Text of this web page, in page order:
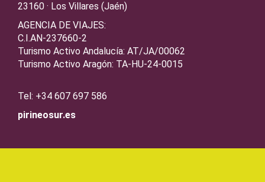
23160 · Los Villares (Jaén)
AGENCIA DE VIAJES:
C.I.AN-237660-2
Turismo Activo Andalucía: AT/JA/00062
Turismo Activo Aragón: TA-HU-24-0015
Tel: +34 607 697 586
pirineosur.es